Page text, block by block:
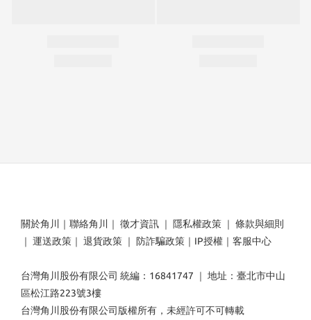
關於角川 ｜ 聯絡角川 ｜ 徵才資訊 ｜ 隱私權政策 ｜ 條款與細則
｜ 運送政策 ｜ 退貨政策 ｜ 防詐騙政策 ｜ IP授權 ｜ 客服中心
台灣角川股份有限公司 統編：16841747 ｜ 地址：臺北市中山
區松江路223號3樓
台灣角川股份有限公司版權所有，未經許可不可轉載